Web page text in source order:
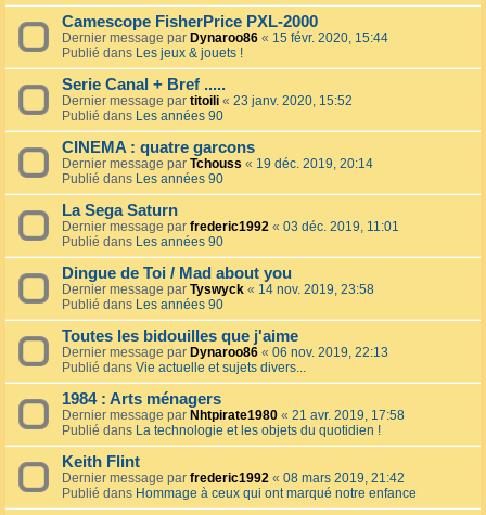
Camescope FisherPrice PXL-2000
Dernier message par Dynaroo86 « 15 févr. 2020, 15:44
Publié dans Les jeux & jouets !
Serie Canal + Bref .....
Dernier message par titoili « 23 janv. 2020, 15:52
Publié dans Les années 90
CINEMA : quatre garcons
Dernier message par Tchouss « 19 déc. 2019, 20:14
Publié dans Les années 90
La Sega Saturn
Dernier message par frederic1992 « 03 déc. 2019, 11:01
Publié dans Les années 90
Dingue de Toi / Mad about you
Dernier message par Tyswyck « 14 nov. 2019, 23:58
Publié dans Les années 90
Toutes les bidouilles que j'aime
Dernier message par Dynaroo86 « 06 nov. 2019, 22:13
Publié dans Vie actuelle et sujets divers...
1984 : Arts ménagers
Dernier message par Nhtpirate1980 « 21 avr. 2019, 17:58
Publié dans La technologie et les objets du quotidien !
Keith Flint
Dernier message par frederic1992 « 08 mars 2019, 21:42
Publié dans Hommage à ceux qui ont marqué notre enfance